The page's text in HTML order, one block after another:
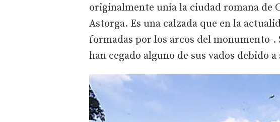
originalmente unía la ciudad romana de
Astorga. Es una calzada que en la
formadas por los arcos del monumento-.
han cegado alguno de sus vados debido